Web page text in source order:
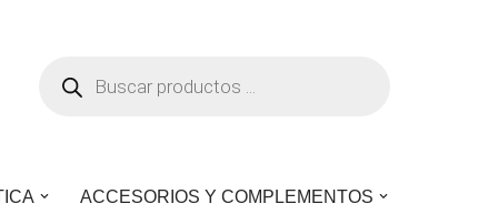
ACCESORIOS Y COMPLEMENTOS